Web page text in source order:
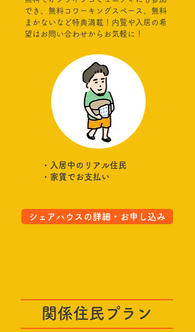
・入居中のリアル住民
​・家賃でお支払い
でき、無料コワーキングスペース、無料
まかないなど特典満載！内覧や入居の希
望はお問い合わせからお気軽に！
シェアハウスの詳細・お申し込み
関係住民プラン